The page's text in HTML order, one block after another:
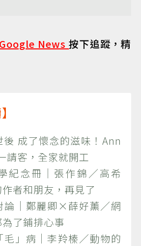
News按下追蹤，精
成了懷念的滋味！Ann
請客，全家就開工
念冊｜張作錦／高希
者和朋友，再見了
｜鄭麗卿×薛好薰／網
了鋪排心事
」病｜李羚榛／動物的